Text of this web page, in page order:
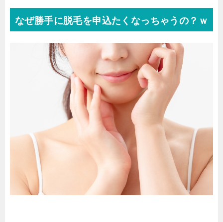
なぜ勝手に脱毛を申込たくなっちゃうの？ｗ